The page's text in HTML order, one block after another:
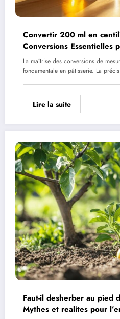
Convertir 200 ml en
Conversions Essentielles
La maîtrise des conversions de
fondamentale en pâtisserie. La
Lire la suite
Faut-il desherber au pied
Mythes et realites pour